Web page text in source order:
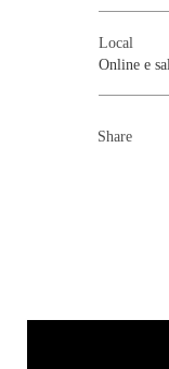
Local
Online e
Share